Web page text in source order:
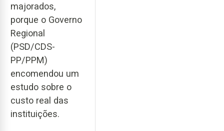
majorados,
porque o Governo
Regional
(PSD/CDS-
PP/PPM)
encomendou um
estudo sobre o
custo real das
instituições.